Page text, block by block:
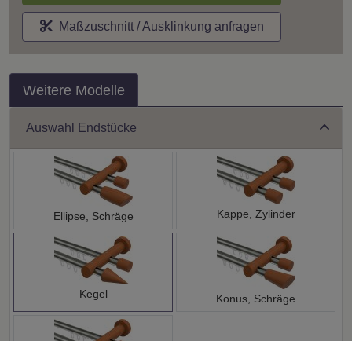
Maßzuschnitt / Ausklinkung anfragen
Weitere Modelle
Auswahl Endstücke
Ellipse, Schräge Kappe, Zylinder
Kegel Konus, Schräge